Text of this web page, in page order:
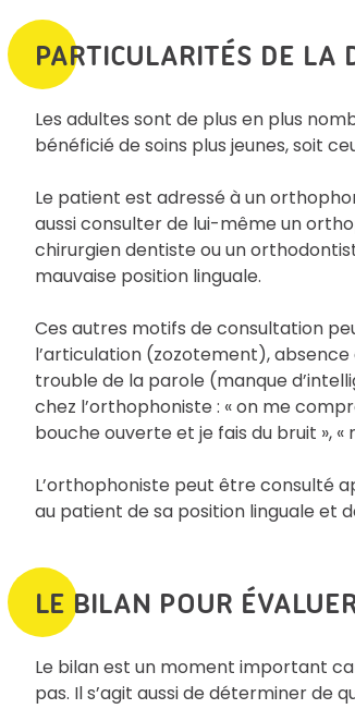
PARTICULARITÉS DE LA
Les adultes sont de plus en plus
bénéficié de soins plus jeunes, soit
Le patient est adressé à un
aussi consulter de lui-même un
chirurgien dentiste ou un
mauvaise position linguale.
Ces autres motifs de consultation
l’articulation (zozotement),
trouble de la parole (manque
chez l’orthophoniste : « on me
bouche ouverte et je fais du bruit »,
L’orthophoniste peut être consulté
au patient de sa position linguale et
LE BILAN POUR
Le bilan est un moment important
pas. Il s’agit aussi de déterminer de